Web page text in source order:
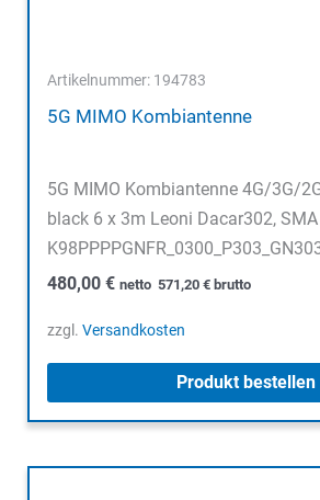
Artikelnummer: 194783
5G MIMO Kombiantenne
5G MIMO Kombiantenne 4G/3G/
black 6 x 3m Leoni Dacar302,
480,00 € netto 571,20 €brutto
zzgl. Versandkosten
Produkt bestellen